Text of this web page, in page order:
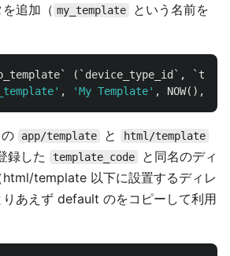
追加（ my_template
という名前を
( `device_type_id` ,
, 'My Template' , NOW(),
app/template と html/template
録した template_code
と同名のディ
html/template 以下に設置するディレ
りあえず default のをコピーして利用